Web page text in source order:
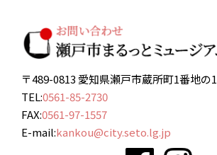
〒489-0813 愛知県瀬戸市蔵所町1番地の1
TEL:0561-85-2730
FAX:0561-97-1557
E-mail:kankou@city.seto.lg.jp